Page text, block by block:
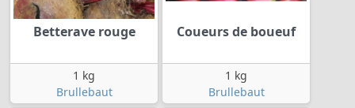
Betterave rouge
1 kg
Brullebaut
Coueurs de boueuf
1 kg
Brullebaut